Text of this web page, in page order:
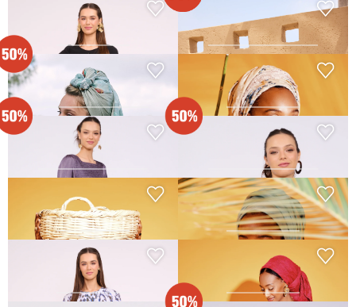
שמלת מרים - תכלת
₪ 250.00₪175.00
שמלת סביון - שחור
₪320.00
שמלת סביון - מוקה
₪320.00
שמלת סהרה - סגול-עתיק
330.00₪165.00
שמלת סהרה - ירוק
₪165.00
שמלת סהרה - סגול
330.00₪165.00
שמלת פאר - ירוק-בהיר
₪240.00
שמלת פאר - שחור
₪240.00
שמלת צופיה - ורוד-בהיר
₪270.00
שמלת צופיה - תכלת
₪270.00